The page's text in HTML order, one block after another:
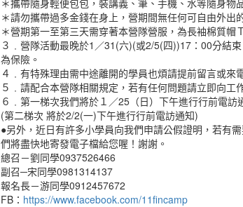
＊攜帶隨身輕便包包，裝講義、筆、手機、水等隨身物
＊請勿攜帶過多金錢在身上，營期間無任何可自由外出
＊營期第一至第三天需穿著本營隊營服，為長袖棉質帽
３﹒營隊活動最晚於1／31(六)(或2/5(四))17：00分結
為保險。
４﹒有特殊理由需中途離開的學員也煩請提前留言或來
５﹒請配合本營隊相關規定，若有任何問題請立即向
６﹒第一梯次我們將於１／25（日）下午進行行前電
(第二梯次 將於2/2(一)下午進行行前電訪通知)
●另外，近日有許多小學員向我們申請公假證明，若有
們將盡快地寄發電子檔給您喔！謝謝。
總召－劉同學0937526466
副召─宋同學0981314137
報名長－游同學0912457672
FB： https://www.facebook.com/11fincamp